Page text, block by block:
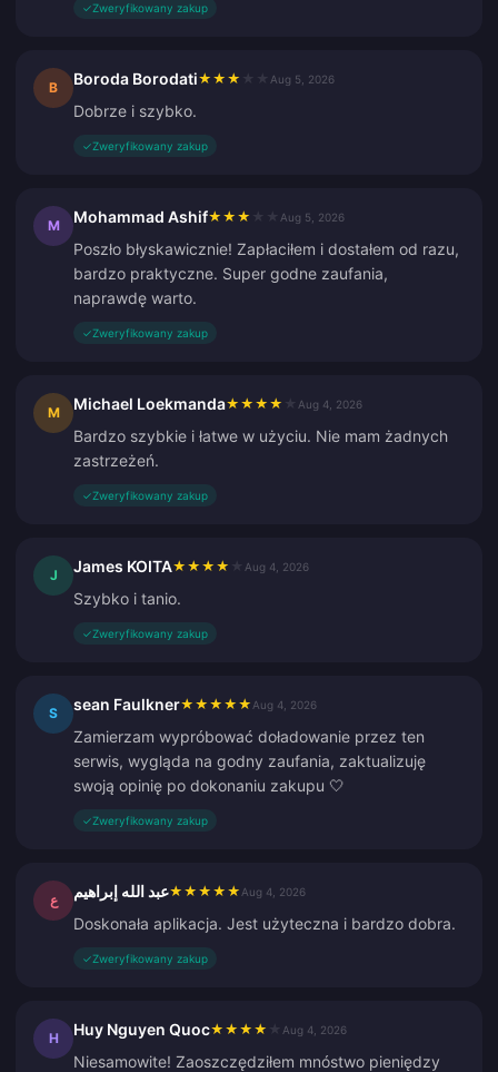
✓Zweryfikowany zakup
B Boroda Borodati★ ★ ★ Aug 5, 2026
Dobrze i szybko.
✓Zweryfikowany zakup
M Mohammad Ashif★ ★ ★ Aug 5, 2026
Poszło błyskawicznie! Zapłaciłem i dostałem od razu,
bardzo praktyczne. Super godne zaufania,
naprawdę warto.
✓Zweryfikowany zakup
M Michael Loekmanda★ ★ ★ ★ Aug 4, 2026
Bardzo szybkie i łatwe w użyciu. Nie mam żadnych
zastrzeżeń.
✓Zweryfikowany zakup
J James KOITA★ ★ ★ ★ Aug 4, 2026
Szybko i tanio.
✓Zweryfikowany zakup
S sean Faulkner★ ★ ★ ★ ★ Aug 4, 2026
Zamierzam wypróbować doładowanie przez ten
serwis, wygląda na godny zaufania, zaktualizuję
swoją opinię po dokonaniu zakupu 🤍
✓Zweryfikowany zakup
ع عبد الله إبراهيم★ ★ ★ ★ ★ Aug 4, 2026
Doskonała aplikacja. Jest użyteczna i bardzo dobra.
✓Zweryfikowany zakup
H Huy Nguyen Quoc★ ★ ★ ★ Aug 4, 2026
Niesamowite! Zaoszczędziłem mnóstwo pieniędzy